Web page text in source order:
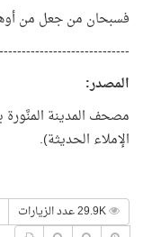
فسبحان من جعل من
المصدر:
مصحف المدينة
الإملاء الحديثة).